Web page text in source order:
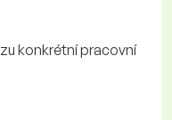
konkrétní pracovní